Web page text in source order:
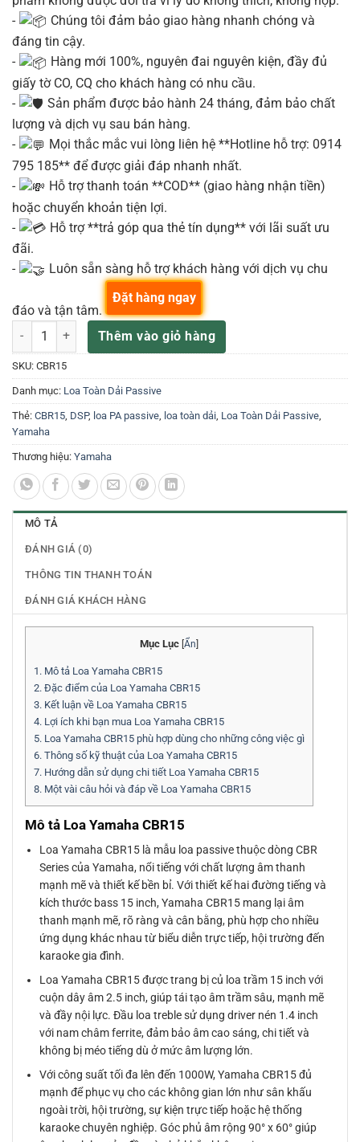
-
Chúng tôi đảm bảo giao hàng nhanh chóng và
đáng tin cậy.
-
Hàng mới 100%, nguyên đai nguyên kiện, đầy đủ
giấy tờ CO, CQ cho khách hàng có nhu cầu.
-
Sản phẩm được bảo hành 24 tháng, đảm bảo chất
lượng và dịch vụ sau bán hàng.
-
Mọi thắc mắc vui lòng liên hệ **Hotline hỗ trợ: 0914
795 185** để được giải đáp nhanh nhất.
-
Hỗ trợ thanh toán **COD** (giao hàng nhận tiền)
hoặc chuyển khoản tiện lợi.
-
Hỗ trợ **trả góp qua thẻ tín dụng** với lãi suất ưu
đãi.
-
Luôn sẵn sàng hỗ trợ khách hàng với dịch vụ chu
đáo và tận tâm.
Loa Loudspeakers Yamaha CBR15 số lượng
Thêm vào giỏ hàng
Đặt hàng ngay
SKU: CBR15
Danh mục: Loa Toàn Dải Passive
Thẻ: CBR15 DSP, loa PA passive loa toàn dải Loa Toàn Dải Passive
Yamaha
Thương hiệu: Yamaha
MÔ TẢ
ĐÁNH GIÁ (0)
THÔNG TIN THANH TOÁN
ĐÁNH GIÁ KHÁCH HÀNG
Mục Lục [Ẩn]
1. Mô tả Loa Yamaha CBR15
2. Đặc điểm của Loa Yamaha CBR15
3. Kết luận về Loa Yamaha CBR15
4. Lợi ích khi bạn mua Loa Yamaha CBR15
5. Loa Yamaha CBR15 phù hợp dùng cho những công việc gì
6. Thông số kỹ thuật của Loa Yamaha CBR15
7. Hướng dẫn sử dụng chi tiết Loa Yamaha CBR15
8. Một vài câu hỏi và đáp về Loa Yamaha CBR15
Mô tả Loa Yamaha CBR15
Loa Yamaha CBR15 là mẫu loa passive thuộc dòng CBR
Series của Yamaha, nổi tiếng với chất lượng âm thanh
mạnh mẽ và thiết kế bền bỉ. Với thiết kế hai đường tiếng và
kích thước bass 15 inch, Yamaha CBR15 mang lại âm
thanh mạnh mẽ, rõ ràng và cân bằng, phù hợp cho nhiều
ứng dụng khác nhau từ biểu diễn trực tiếp, hội trường đến
karaoke gia đình.
Loa Yamaha CBR15 được trang bị củ loa trầm 15 inch với
cuộn dây âm 2.5 inch, giúp tái tạo âm trầm sâu, mạnh mẽ
và đầy nội lực. Đầu loa treble sử dụng driver nén 1.4 inch
với nam châm ferrite, đảm bảo âm cao sáng, chi tiết và
không bị méo tiếng dù ở mức âm lượng lớn.
Với công suất tối đa lên đến 1000W, Yamaha CBR15 đủ
mạnh để phục vụ cho các không gian lớn như sân khấu
ngoài trời, hội trường, sự kiện trực tiếp hoặc hệ thống
karaoke chuyên nghiệp. Góc phủ âm rộng 90° x 60° giúp